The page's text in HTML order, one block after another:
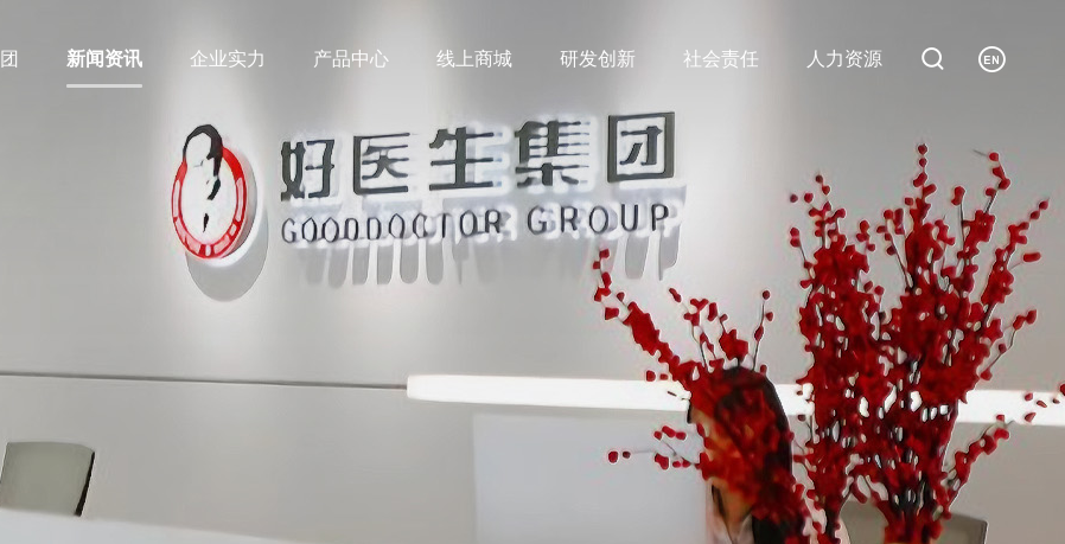
新闻资讯 企业实力 产品中心 线上商城 研发创新 社会责任 人力资源  